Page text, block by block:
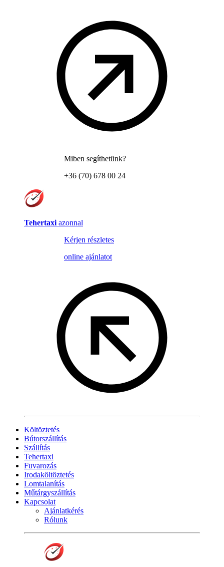
Miben segíthetünk?
+36 (70) 678 00 24
Tehertaxi azonnal
Kérjen részletes
online ajánlatot
Költöztetés
Bútorszállítás
Szállítás
Tehertaxi
Fuvarozás
Irodaköltöztetés
Lomtalanítás
Műtárgyszállítás
Kapcsolat
Ajánlatkérés
Rólunk